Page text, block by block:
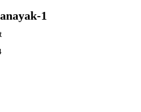
1